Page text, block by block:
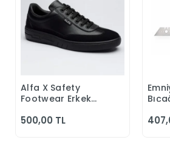
Sepete Ekle
Alfa X Safety
Footwear Erkek
Klasik Ayakkabı
500,00 TL